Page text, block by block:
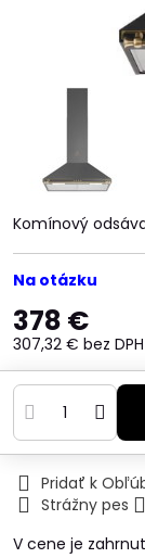
Komínový
Na otázku
378 €
307,32 € bez DPH
Pridať k
Strážny pes
V cene je